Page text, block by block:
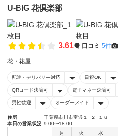
U-BIG 花倶楽部
3.61 口コミ 5件
花・花屋
配達・デリバリー対応 日祝OK
QRコード決済可 電子マネー決済可
男性歓迎 オーダーメイド
住所
千葉県市川市富浜１−２−１８
本日の営業状況 9:00〜18:00
月
火 水